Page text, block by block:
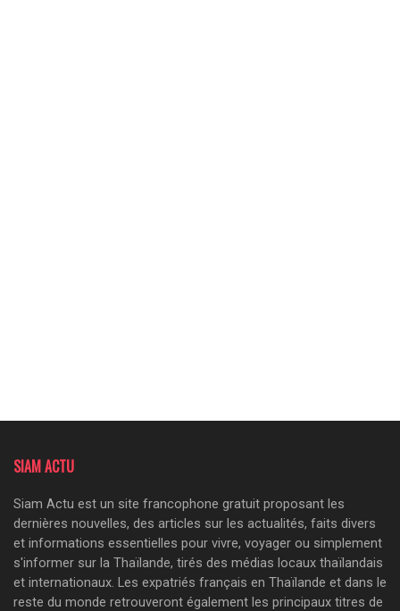
SIAM ACTU
Siam Actu est un site francophone gratuit proposant les
dernières nouvelles, des articles sur les actualités, faits divers
et informations essentielles pour vivre, voyager ou simplement
s'informer sur la Thaïlande, tirés des médias locaux thaïlandais
et internationaux. Les expatriés français en Thaïlande et dans le
reste du monde retrouveront également les principaux titres de